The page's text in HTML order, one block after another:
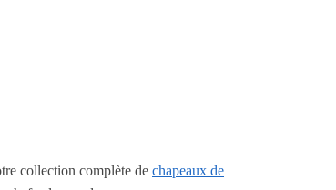
collection complète dechapeaux de